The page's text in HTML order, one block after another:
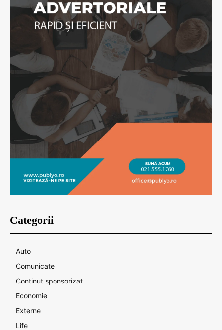
Categorii
Auto
Comunicate
Continut sponsorizat
Economie
Externe
Life